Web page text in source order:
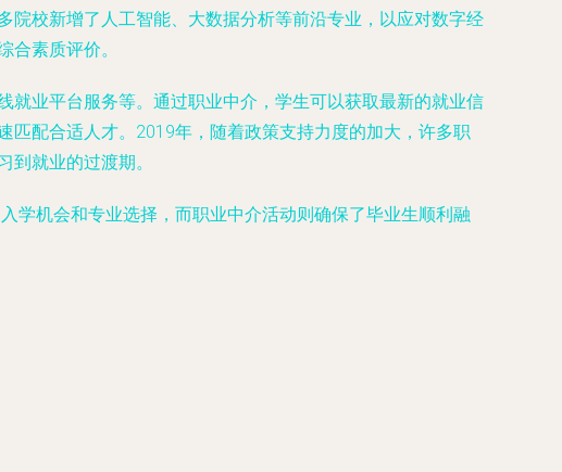
校新增了人工智能、大数据分析等前沿专业，以应对数字经
素质评价。
业平台服务等。通过职业中介，学生可以获取最新的就业信
配合适人才。2019年，随着政策支持力度的加大，许多职
就业的过渡期。
学机会和专业选择，而职业中介活动则确保了毕业生顺利融